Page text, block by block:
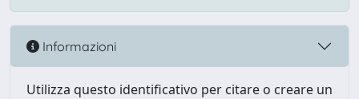
Informazioni
Utilizza questo identificativo per citare o creare un